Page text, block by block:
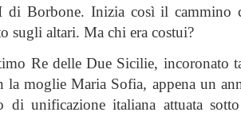
di Borbone. Inizia così il cammino
sugli altari. Ma chi era costui?
Re delle Due Sicilie, incoronato
la moglie Maria Sofia, appena un
di unificazione italiana attuata